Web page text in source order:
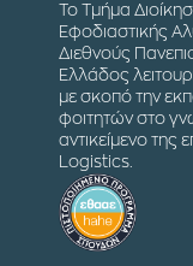
Το Τμήμα
Εφοδιαστικής
Διεθνούς
Ελλάδος
με σκοπό την
φοιτητών στο
αντικείμενο της
Logistics.